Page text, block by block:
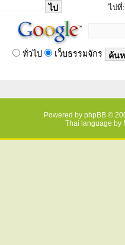
ไปที่:
ทั่วไป เว็บธรรมจักร
Powered by phpBB ©
Thai language by